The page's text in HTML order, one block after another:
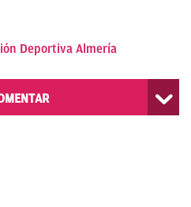
Deportiva Almería